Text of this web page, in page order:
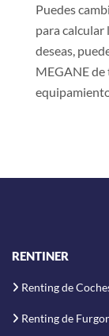
Puedes
para calcular
deseas,
MEGANE de
RENTINER
Renting de
Renting de